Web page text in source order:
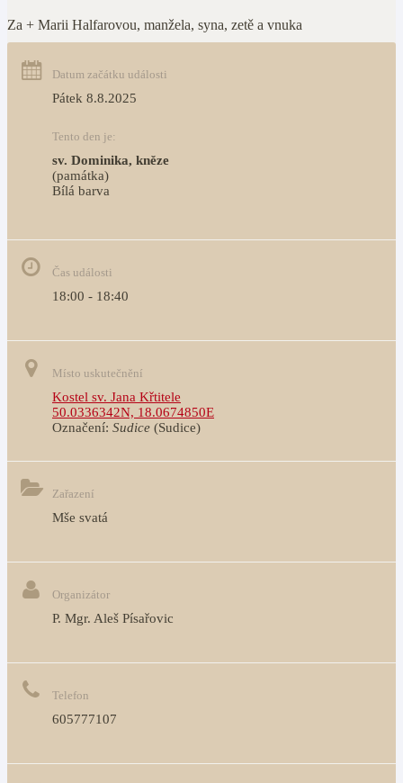
Za + Marii Halfarovou, manžela, syna, zetě a vnuka
Datum začátku události
Pátek 8.8.2025
Tento den je:
sv. Dominika, kněze
(památka)
Bílá barva
Čas události
18:00 - 18:40
Místo uskutečnění
Kostel sv. Jana Křtitele
50.0336342N, 18.0674850E
Označení: Sudice (Sudice)
Zařazení
Mše svatá
Organizátor
P. Mgr. Aleš Písařovic
Telefon
605777107